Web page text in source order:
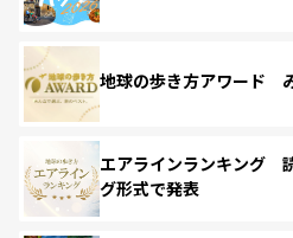
地球の歩き方アワード
エアラインランキング
グ形式で発表